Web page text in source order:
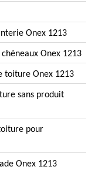
Onex 1213
Onex 1213
toiture Onex 1213
sans produit
pour
Onex 1213